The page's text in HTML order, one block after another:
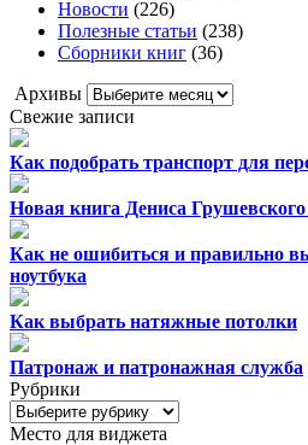
Новости (226)
Полезные статьи (238)
Сборники книг (36)
Архивы Архивы
Свежие записи
Как подобрать транспорт для
Новая книга Дениса
Как не ошибиться и правильно
ноутбука
Как выбрать натяжные потолки
Патронаж и патронажная служба
Рубрики
Рубрики
Место для виджета